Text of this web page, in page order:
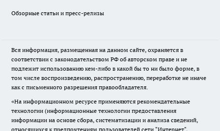
Обзорные статьи и пресс-релизы
Вся информация, размещенная на данном сайте, охраняется в
соответствии с законодательством РФ об авторском праве и не
подлежит использованию кем-либо в какой бы то ни было форме, в
том числе воспроизведению, распространению, переработке не иначе
как с письменного разрешения правообладателя.
«На информационном ресурсе применяются рекомендательные
технологии (информационные технологии предоставления
информации на основе сбора, систематизации и анализа сведений,
относящихся к предпочтениям пользователей сети "Интернет",